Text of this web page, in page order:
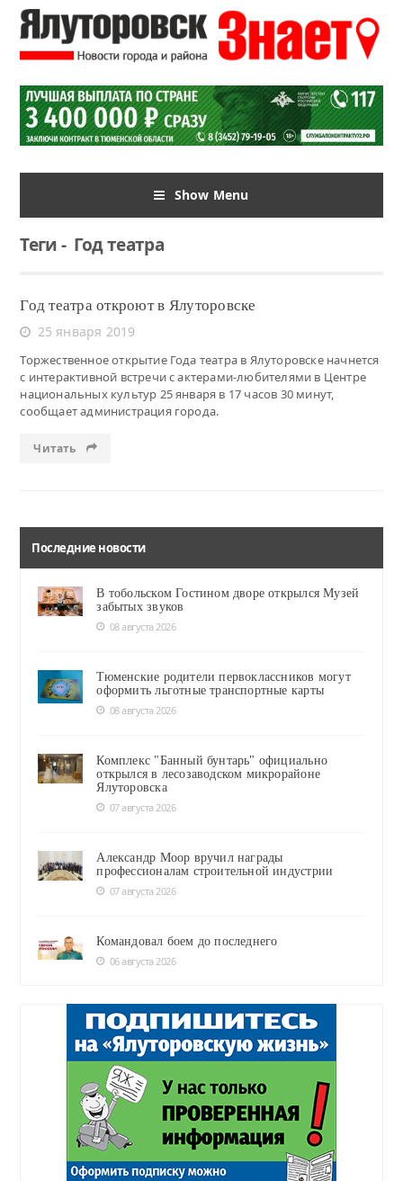
Show Menu
Теги-Год театра
Год театра откроют в Ялуторовске
25 января 2019
Торжественное открытие Года театра в Ялуторовске начнется
с интерактивной встречи с актерами-любителями в Центре
национальных культур 25 января в 17 часов 30 минут,
сообщает администрация города.
Читать
Последние новости
В тобольском Гостином дворе открылся Музей
забытых звуков
08 августа 2026
Тюменские родители первоклассников могут
оформить льготные транспортные карты
08 августа 2026
Комплекс "Банный бунтарь" официально
открылся в лесозаводском микрорайоне
Ялуторовска
07 августа 2026
Александр Моор вручил награды
профессионалам строительной индустрии
07 августа 2026
Командовал боем до последнего
06 августа 2026